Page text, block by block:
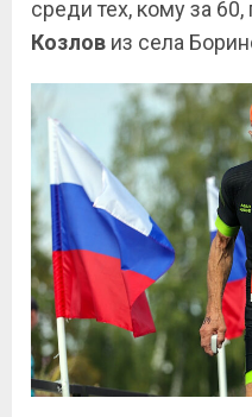
среди тех, кому за
Козлов из села